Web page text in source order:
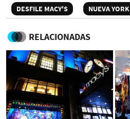
DESFILE MACY'S
NUEVA YORK
RELACIONADAS